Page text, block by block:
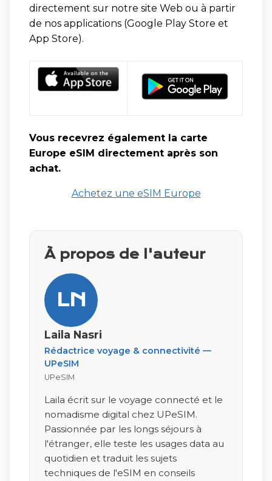
directement sur notre site Web ou à partir
de nos applications (Google Play Store et
App Store).
Vous recevrez également la carte
Europe eSIM directement après son
achat.
Achetez une eSIM Europe
À propos de l'auteur
LN
Laila Nasri
Rédactrice voyage & connectivité —
UPeSIM
UPeSIM
Laila écrit sur le voyage connecté et le
nomadisme digital chez UPeSIM.
Passionnée par les longs séjours à
l'étranger, elle teste les usages data au
quotidien et traduit les sujets
techniques de l'eSIM en conseils